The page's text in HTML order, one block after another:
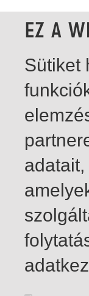
1-5 / összesen 5
Sütiket